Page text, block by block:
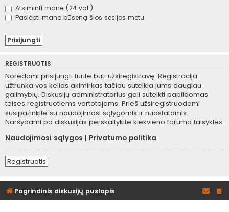
Atsiminti mane (24 val.)
Paslėpti mano būseną šios sesijos metu
REGISTRUOTIS
Norėdami prisijungti turite būti užsiregistravę. Registracija
užtrunka vos kelias akimirkas tačiau suteikia jums daugiau
galimybių. Diskusijų administratorius gali suteikti papildomas
teises registruotiems vartotojams. Prieš užsiregistruodami
susipažinkite su naudojimosi sąlygomis ir nuostatomis.
Naršydami po diskusijas perskaitykite kiekvieno forumo taisykles.
Naudojimosi sąlygos
Privatumo politika
Registruotis
Pagrindinis diskusijų puslapis